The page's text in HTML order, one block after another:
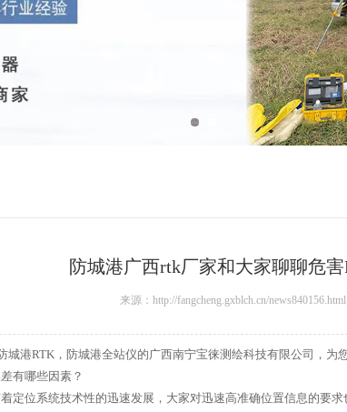
防城港广西rtk厂家和大家聊聊危
来源：http://fangcheng.gxblch.cn/
城港RTK，防城港全站仪的广西南宁宝徕测绘科技有限公司，为
有哪些因素？
定位系统技术性的迅速发展，大家对迅速高准确位置信息的要求